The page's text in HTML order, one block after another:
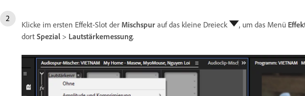
Klicke im ersten Effekt-Slot der Mischspur auf das kleine Dreieck , um das Menü
dort Spezial > Lautstärkemessung.